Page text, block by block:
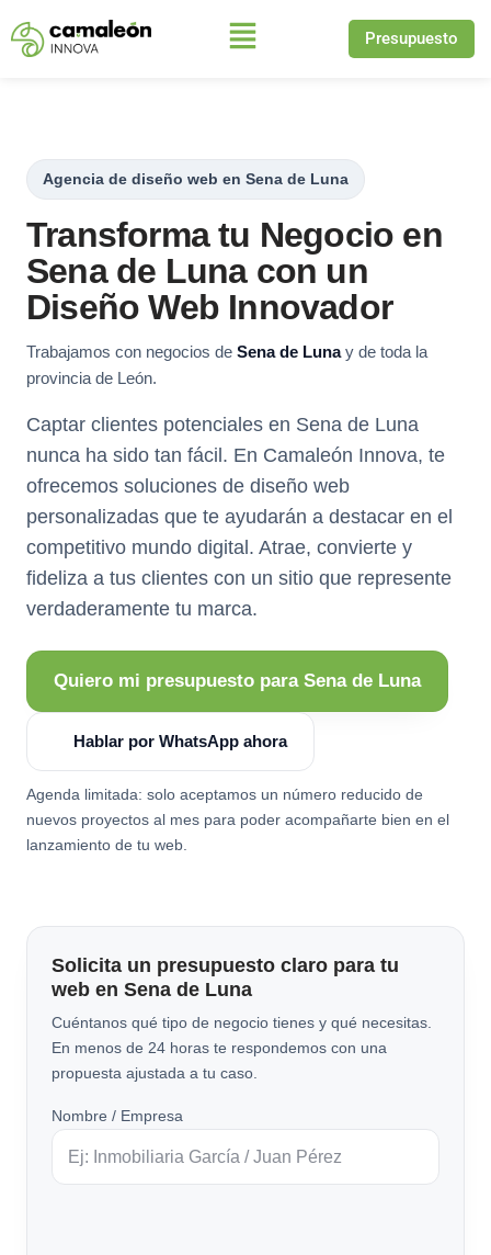
Saltar
Presupuesto
Agencia de diseño web en Sena de Luna
Transforma tu Negocio en
Sena de Luna con un
Diseño Web Innovador
Trabajamos con negocios de Sena de Lunay de toda la
provincia de León.
Captar clientes potenciales en Sena de Luna
nunca ha sido tan fácil. En Camaleón Innova, te
ofrecemos soluciones de diseño web
personalizadas que te ayudarán a destacar en el
competitivo mundo digital. Atrae, convierte y
fideliza a tus clientes con un sitio que represente
verdaderamente tu marca.
Quiero mi presupuesto para Sena de Luna
Hablar por WhatsApp ahora
Agenda limitada: solo aceptamos un número reducido de
nuevos proyectos al mes para poder acompañarte bien en el
lanzamiento de tu web.
Solicita un presupuesto claro para tu
web en Sena de Luna
Cuéntanos qué tipo de negocio tienes y qué necesitas.
En menos de 24 horas te respondemos con una
propuesta ajustada a tu caso.
Nombre / Empresa